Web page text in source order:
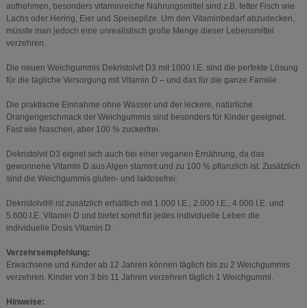
aufnehmen, besonders vitaminreiche Nahrungsmittel sind z.B. fetter Fisch wie
Lachs oder Hering, Eier und Speisepilze. Um den Vitaminbedarf abzudecken,
müsste man jedoch eine unrealistisch große Menge dieser Lebensmittel
verzehren.
Die neuen Weichgummis Dekristolvit D3 mit 1000 I.E. sind die perfekte Lösung
für die tägliche Versorgung mit Vitamin D – und das für die ganze Familie.
Die praktische Einnahme ohne Wasser und der leckere, natürliche
Orangengeschmack der Weichgummis sind besonders für Kinder geeignet.
Fast wie Naschen, aber 100 % zuckerfrei.
Dekristolvit D3 eignet sich auch bei einer veganen Ernährung, da das
gewonnene Vitamin D aus Algen stammt und zu 100 % pflanzlich ist. Zusätzlich
sind die Weichgummis gluten- und laktosefrei.
Dekristolvit® ist zusätzlich erhältlich mit 1.000 I.E., 2.000 I.E., 4.000 I.E. und
5.600 I.E. Vitamin D und bietet somit für jedes individuelle Leben die
individuelle Dosis Vitamin D.
Verzehrsempfehlung:
Erwachsene und Kinder ab 12 Jahren können täglich bis zu 2 Weichgummis
verzehren. Kinder von 3 bis 11 Jahren verzehren täglich 1 Weichgummi.
Hinweise: